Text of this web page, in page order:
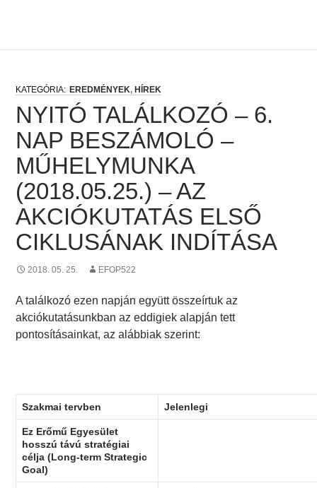
EREDMÉNYEK, HÍREK
NYITÓ TALÁLKOZÓ – 6.
NAP BESZÁMOLÓ –
MŰHELYMUNKA
(2018.05.25.) – AZ
AKCIÓKUTATÁS ELSŐ
CIKLUSÁNAK INDÍTÁSA
2018. 05. 25. EFOP522
A találkozó ezen napján együtt összeírtuk az
akciókutatásunkban az eddigiek alapján tett
pontosításainkat, az alábbiak szerint:
Szakmai tervben Jelenlegi
Ez Erőmű Egyesület
hosszú távú stratégiai
célja (Long-term Strategic
Goal)